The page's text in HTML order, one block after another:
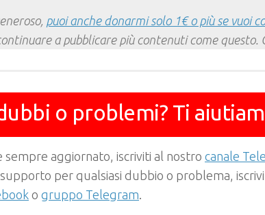
puoi anche donarmi solo 1€ o più se vuoi
a pubblicare più contenuti come questo.
o problemi? Ti
sempre aggiornato, iscriviti al nostro canale
per qualsiasi dubbio o problema,
o gruppo Telegram.